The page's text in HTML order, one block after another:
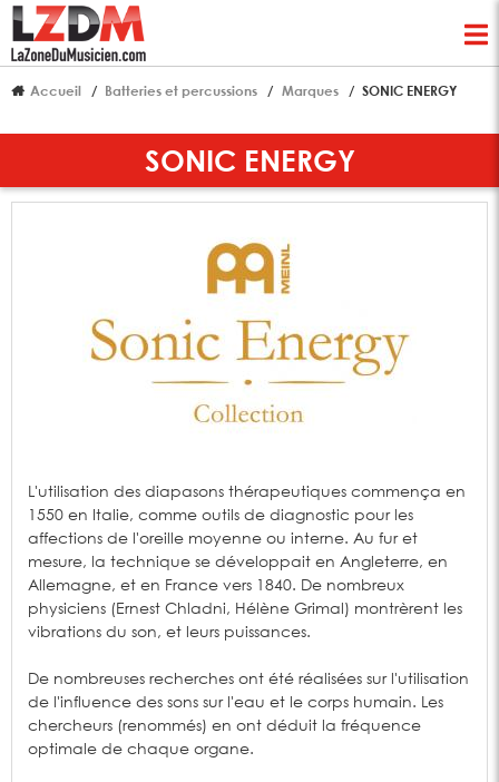
Accueil Batteries et percussions Marques SONIC ENERGY
SONIC ENERGY
L'utilisation des diapasons thérapeutiques commença en
1550 en Italie, comme outils de diagnostic pour les
affections de l'oreille moyenne ou interne. Au fur et
mesure, la technique se développait en Angleterre, en
Allemagne, et en France vers 1840. De nombreux
physiciens (Ernest Chladni, Hélène Grimal) montrèrent les
vibrations du son, et leurs puissances.
De nombreuses recherches ont été réalisées sur l'utilisation
de l'influence des sons sur l'eau et le corps humain. Les
chercheurs (renommés) en ont déduit la fréquence
optimale de chaque organe.